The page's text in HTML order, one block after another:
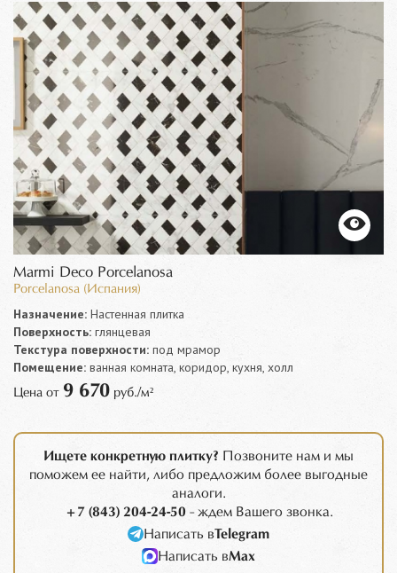
Marmi Deco Porcelanosa
Porcelanosa (Испания)
Назначение: Настенная плитка
Поверхность: глянцевая
Текстура поверхности: под мрамор
Помещение: ванная комната, коридор, кухня, холл
Цена от 9 670 руб./м²
Ищете конкретную плитку? Позвоните нам и мы
поможем ее найти, либо предложим более выгодные
аналоги.
+7 (843) 204-24-50- ждем Вашего звонка.
Написать вTelegram
Написать вMax